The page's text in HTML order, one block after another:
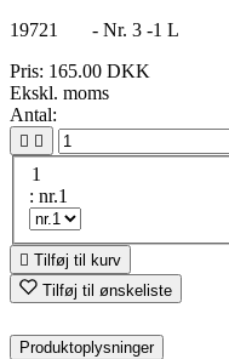
19721 - Nr. 3 -1 L
Pris: 165.00 DKK
Ekskl. moms
Antal:
 
1
: nr.1
 Tilføj til kurv
Tilføj til ønskeliste
Produktoplysninger